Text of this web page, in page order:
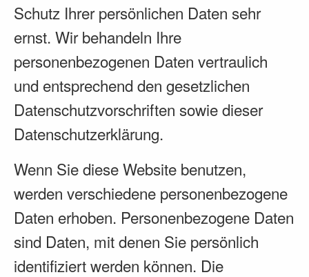
Schutz Ihrer persönlichen Daten sehr
ernst. Wir behandeln Ihre
personenbezogenen Daten vertraulich
und entsprechend den gesetzlichen
Datenschutzvorschriften sowie dieser
Datenschutzerklärung.
Wenn Sie diese Website benutzen,
werden verschiedene personenbezogene
Daten erhoben. Personenbezogene Daten
sind Daten, mit denen Sie persönlich
identifiziert werden können. Die